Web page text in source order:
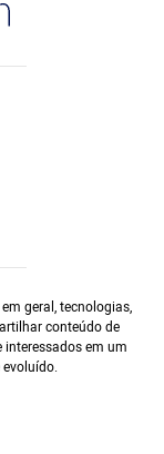
geral, tecnologias,
conteúdo de
em um